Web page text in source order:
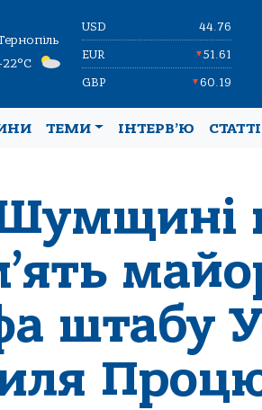
USD 44.76
EUR ▼51.61
GBP ▼60.19
ТЕМИ ІНТЕРВ’Ю СТАТТІ
штабу